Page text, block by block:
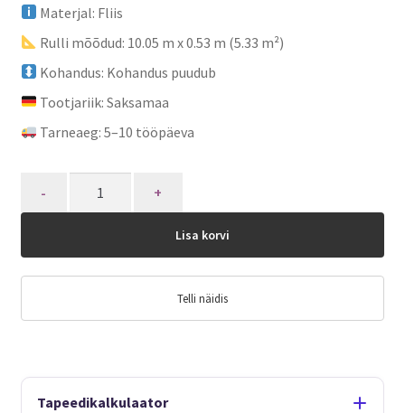
Materjal: Fliis
Rulli mõõdud: 10.05 m x 0.53 m (5.33 m²)
Kohandus: Kohandus puudub
Tootjariik: Saksamaa
Tarneaeg: 5–10 tööpäeva
Lisa korvi
Telli näidis
Tapeedikalkulaator